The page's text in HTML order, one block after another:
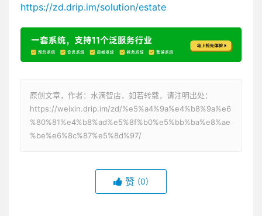
https://zd.drip.im/solution/estate
原创文章，作者：水滴智店，如若转载，请注明出处：
https://weixin.drip.im/zd/%e5%a4%9a%e4%b8%9a%e6
%80%81%e4%b8%ad%e5%8f%b0%e5%bb%ba%e8%ae
%be%e6%8c%87%e5%8d%97/
赞 (0)